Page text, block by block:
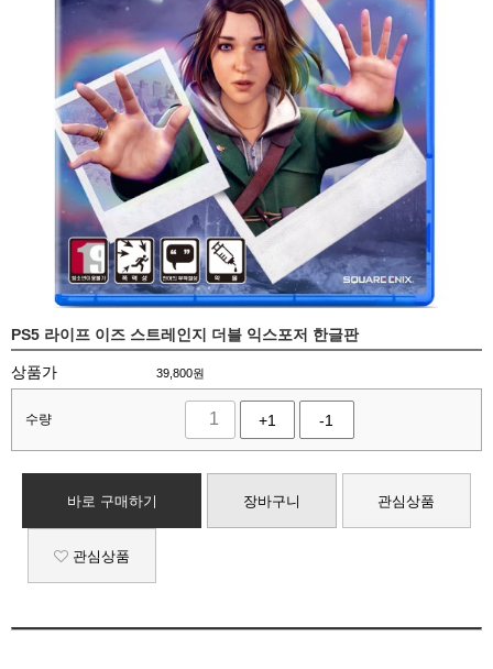
PS5 라이프 이즈 스트레인지 더블 익스포저 한글판
상품가 39,800원
수량 +1 -1
바로 구매하기 장바구니 관심상품
관심상품